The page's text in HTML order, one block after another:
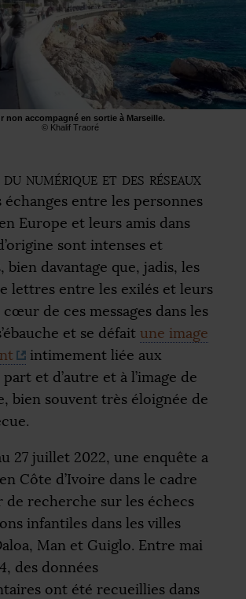
non accompagné en sortie à Marseille.
© Khalif Traoré
du numérique et des réseaux
échanges entre les personnes
Europe et leurs amis dans
sont intenses et
bien davantage que, jadis, les
lettres entre les exilés et leurs
de ces messages dans les
et se défait une image
intimement liée aux
et d’autre et à l’image de
bien souvent très éloignée de
27 juillet 2022, une enquête a
Côte d’Ivoire dans le cadre
de recherche sur les échecs
infantiles dans les villes
Man et Guiglo. Entre mai
des données
ont été recueillies dans